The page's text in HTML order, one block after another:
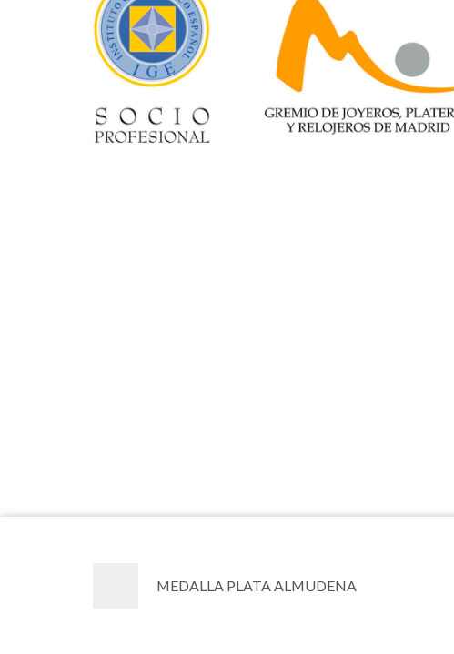
MEDALLA PLATA ALMUDENA